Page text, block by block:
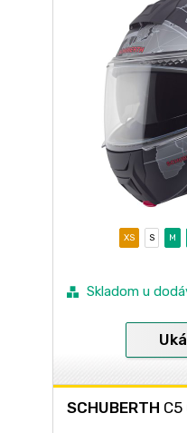
XS S M
Skladom u
SCHUBERTH